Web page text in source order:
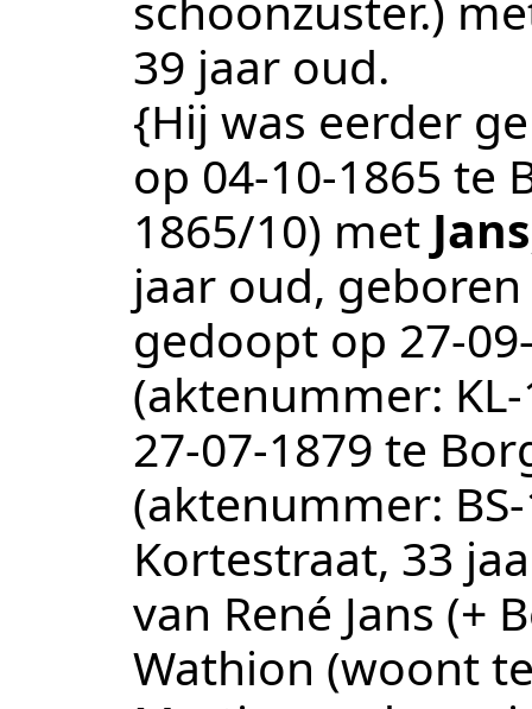
39 jaar oud.
{Hij was eerder
op 04‑10‑1865 te
1865/10) met Jans
jaar oud,
gedoopt op
(aktenummer:
27‑07‑1879 te
(aktenummer:
Kortestraat, 33
van René Jans (+
Wathion (woont